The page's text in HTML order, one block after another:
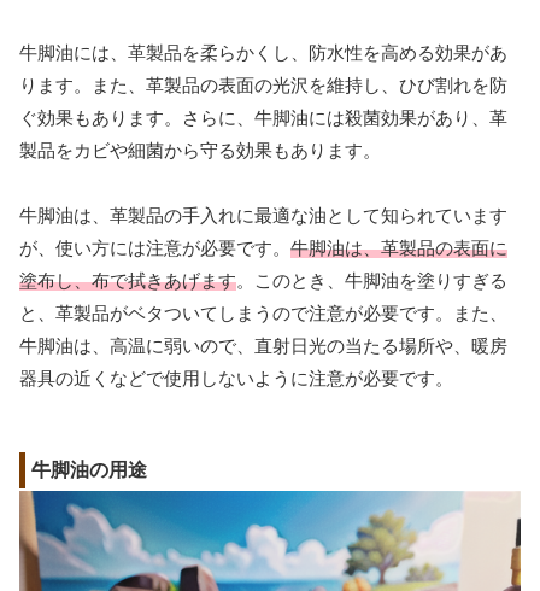
牛脚油には、革製品を柔らかくし、防水性を高める効果があ
ります。また、革製品の表面の光沢を維持し、ひび割れを防
ぐ効果もあります。さらに、牛脚油には殺菌効果があり、革
製品をカビや細菌から守る効果もあります。
牛脚油は、革製品の手入れに最適な油として知られています
が、使い方には注意が必要です。 牛脚油は、革製品の表面に
塗布し、布で拭きあげます。このとき、牛脚油を塗りすぎる
と、革製品がベタついてしまうので注意が必要です。また、
牛脚油は、高温に弱いので、直射日光の当たる場所や、暖房
器具の近くなどで使用しないように注意が必要です。
牛脚油の用途